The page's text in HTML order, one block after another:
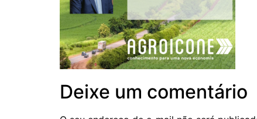
Deixe um comentário